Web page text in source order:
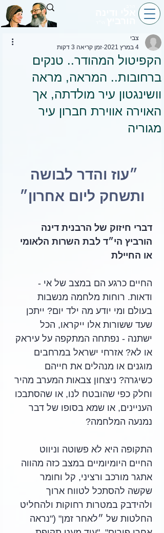
הקפיטול המהודר.. טנקים
ברחובות.. המראה, מראה
וושינגטון עיר מולדתה, אך
האוירה אווירת חברון עיר
מגוריה
צבי
4 במרץ 2021
זמן קריאה 3 דקות
״עוז והדר לבושה
ותשחק ליום אחרון״
דברי חיזוק של הרבנית דינה
הורביץ הי״ד לבת השרות הלאומי
או החיילת
החיים כרגע הם במצב של אי -
ודאות. רוחות מלחמה מנשבות
בעולם ומי יודע מה ילד יום? ייתכן
שעד ששורות אלו ייקראו, הכל
ישתנה - נפתחה המתקפה על עיראק
או לא? אזרחי ישראל במרחבים
מוגנים או מנהלים את חייהם
כשיגרה? ניצחון צבאות המערב מהיר
וחלק כפי שהובטח לנו, או שהסתבכו
העניינים, או שמא בסופו של דבר
נמנעה המלחמה?
התקופה היא לא פשוטה וניווט
החיים היומיומיים במצב כזה מהווה
אתגר מורכב ורציני, קל וחומר
שקשה להסתכל לטווח ארוך
ולהידבק במטרות רחוקות ולהחליט
החלטות של ״לאחר זמן" ("נראה